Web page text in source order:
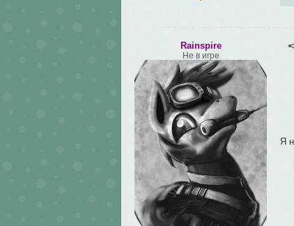
Rainspire
Не в игре
Я